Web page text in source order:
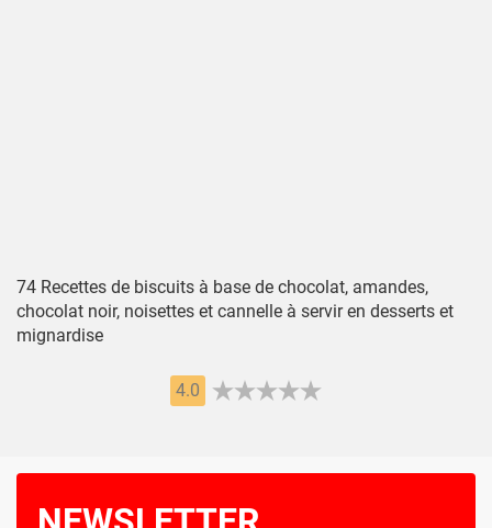
74 Recettes de biscuits à base de chocolat, amandes,
chocolat noir, noisettes et cannelle à servir en desserts et
mignardise
4.0